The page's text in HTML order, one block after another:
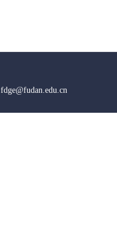
fdge@fudan.edu.cn